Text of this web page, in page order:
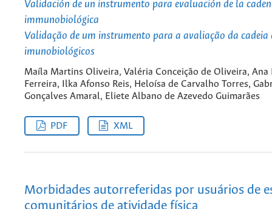
Validación de un instrumento para evaluación de la
immunobiológica
Validação de um instrumento para a avaliação da cadeia
imunobiológicos
Maíla Martins Oliveira, Valéria Conceição de Oliveira, Ana
Ferreira, Ilka Afonso Reis, Heloísa de Carvalho Torres,
Gonçalves Amaral, Eliete Albano de Azevedo Guimarães
PDF XML
Morbidades autorreferidas por usuários de
comunitários de atividade física